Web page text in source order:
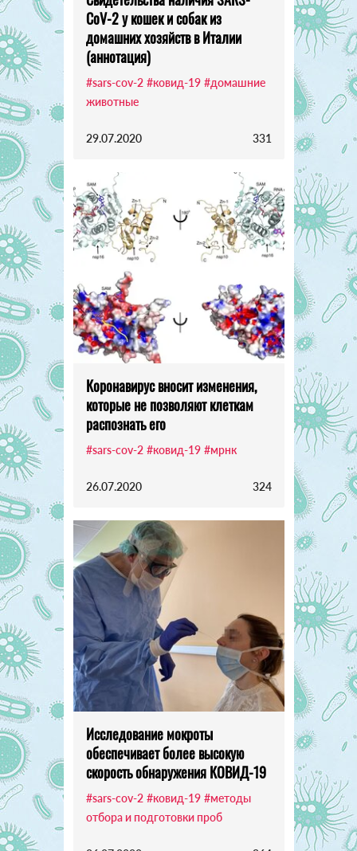
CoV-2 у кошек и собак из
домашних хозяйств в Италии
(аннотация)
#sars-cov-2 #ковид-19 #домашние
животные
29.07.2020 331
Коронавирус вносит изменения,
которые не позволяют клеткам
распознать его
#sars-cov-2 #ковид-19 #мрнк
26.07.2020 324
Исследование мокроты
обеспечивает более высокую
скорость обнаружения КОВИД-19
#sars-cov-2 #ковид-19 #методы
отбора и подготовки проб